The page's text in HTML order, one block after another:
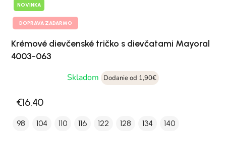
NOVINKA
DOPRAVA ZADARMO
Krémové dievčenské tričko s dievčatami Mayoral
4003-063
Skladom
Dodanie od 1,90€
€16,40
98 104 110 116 122 128 134 140